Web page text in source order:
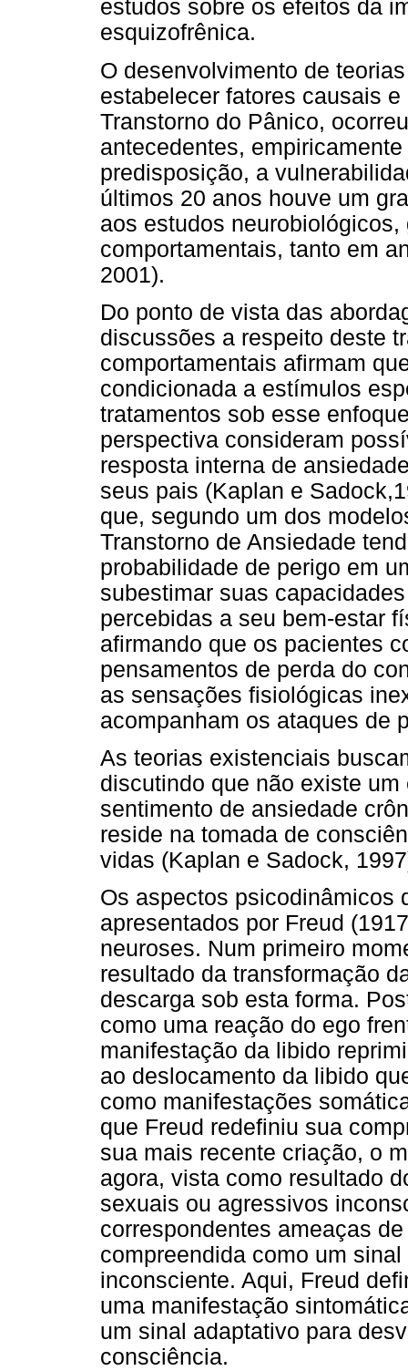
estudos sobre os efeitos da
esquizofrênica.
O desenvolvimento de
estabelecer fatores causais
Transtorno do Pânico,
antecedentes,
predisposição, a
últimos 20 anos houve um
aos estudos
comportamentais, tanto em
2001).
Do ponto de vista das
discussões a respeito deste
comportamentais afirmam
condicionada a estímulos
tratamentos sob esse
perspectiva consideram
resposta interna de
seus pais (Kaplan e
que, segundo um dos
Transtorno de Ansiedade
probabilidade de perigo em
subestimar suas
percebidas a seu bem-estar
afirmando que os pacientes
pensamentos de perda do
as sensações fisiológicas
acompanham os ataques de
As teorias existenciais
discutindo que não existe
sentimento de ansiedade
reside na tomada de
vidas (Kaplan e Sadock,
Os aspectos psicodinâmicos
apresentados por Freud
neuroses. Num primeiro
resultado da transformação
descarga sob esta forma.
como uma reação do ego
manifestação da libido
ao deslocamento da libido
como manifestações
que Freud redefiniu sua
sua mais recente criação, o
agora, vista como resultado
sexuais ou agressivos
correspondentes ameaças
compreendida como um
inconsciente. Aqui, Freud
uma manifestação
um sinal adaptativo para
consciência.